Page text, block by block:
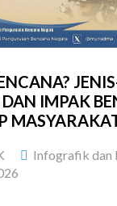
IMPAK
Infografik dan